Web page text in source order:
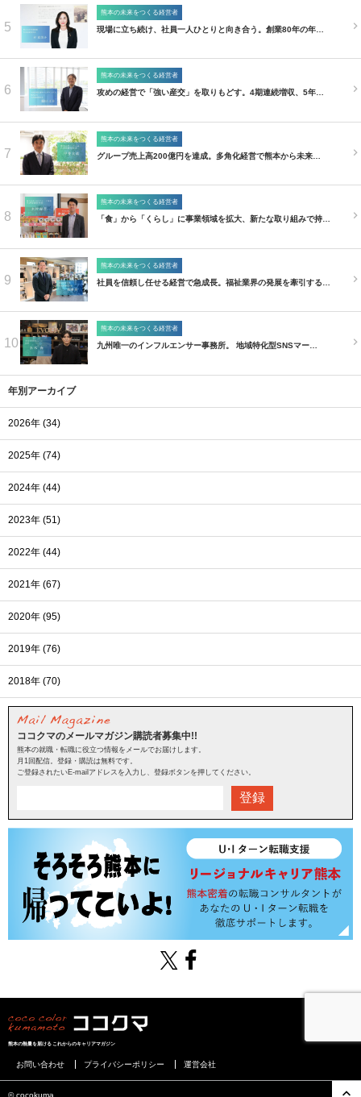
5
熊本の未来をつくる経営者
現場に立ち続け、社員一人ひとりと向き合う。創業80年の年…
6
熊本の未来をつくる経営者
攻めの経営で「強い産交」を取りもどす。4期連続増収、5年…
7
熊本の未来をつくる経営者
グループ売上高200億円を達成。多角化経営で熊本から未来…
8
熊本の未来をつくる経営者
「食」から「くらし」に事業領域を拡大、新たな取り組みで持…
9
熊本の未来をつくる経営者
社員を信頼し任せる経営で急成長。福祉業界の発展を牽引する…
10
熊本の未来をつくる経営者
九州唯一のインフルエンサー事務所。 地域特化型SNSマー…
年別アーカイブ
2026年 (34)
2025年 (74)
2024年 (44)
2023年 (51)
2022年 (44)
2021年 (67)
2020年 (95)
2019年 (76)
2018年 (70)
ココクマのメールマガジン購読者募集中!!
熊本の就職・転職に役立つ情報をメールでお届けします。
月1回配信。登録・購読は無料です。
ご登録されたいE-mailアドレスを入力し、登録ボタンを押してください。
登録
熊本の熱量を届けるこれからのキャリアマガジン
お問い合わせ プライバシーポリシー 運営会社
©︎ cocokuma